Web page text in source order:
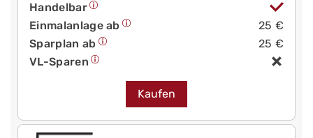
Handelbar
Einmalanlage ab
25 €
Sparplan ab
25 €
VL-Sparen
Kaufen